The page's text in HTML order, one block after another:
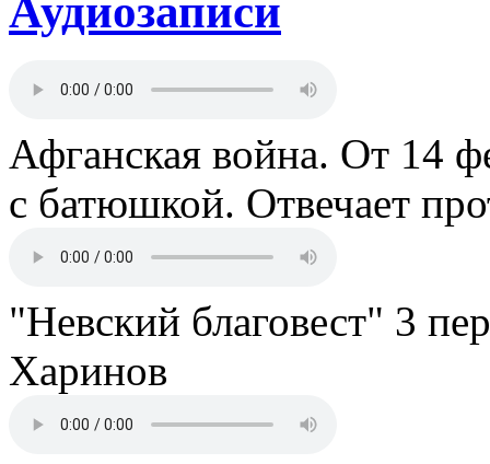
Аудиозаписи
Афганская война. От 14
с батюшкой. Отвечает
"Невский благовест" 3
Харинов